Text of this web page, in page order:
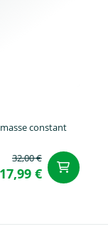
constant
32,00 €
17,99 €